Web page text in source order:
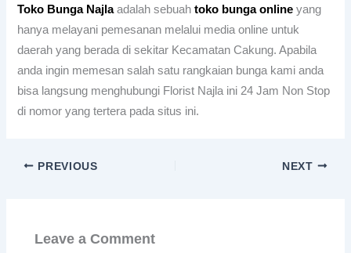
Toko Bunga Najlaadalah sebuahtoko bunga online yang
hanya melayani pemesanan melalui media online untuk
daerah yang berada di sekitar Kecamatan Cakung. Apabila
anda ingin memesan salah satu rangkaian bunga kami anda
bisa langsung menghubungi Florist Najla ini 24 Jam Non Stop
di nomor yang tertera pada situs ini.
PREVIOUS NEXT
Leave a Comment